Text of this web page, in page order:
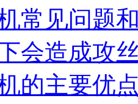
常见问题
会造成攻
的主要优